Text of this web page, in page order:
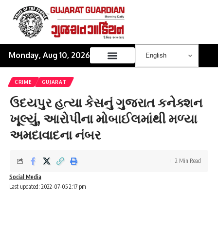
Monday, Aug 10, 2026
CRIME GUJARAT
ઉદયપુર હત્યા કેસનું ગુજરાત કનેક્શન
ખૂલ્યું, આરોપીના મોબાઈલમાંથી મળ્યા
અમદાવાદના નંબર
Last updated: 2022-07-05 2:17 pm
Social Media
2 Min Read